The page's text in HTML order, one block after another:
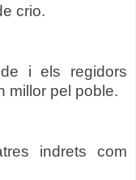
crio.
i els regidors
millor pel poble.
indrets com